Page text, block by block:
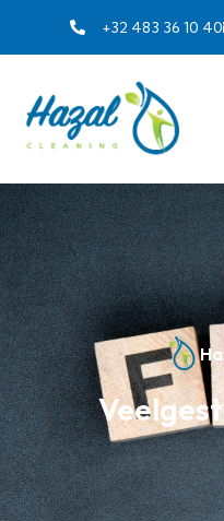
+32 483 36 10 40